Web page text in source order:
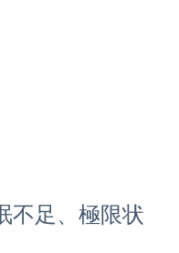
不足、極限状